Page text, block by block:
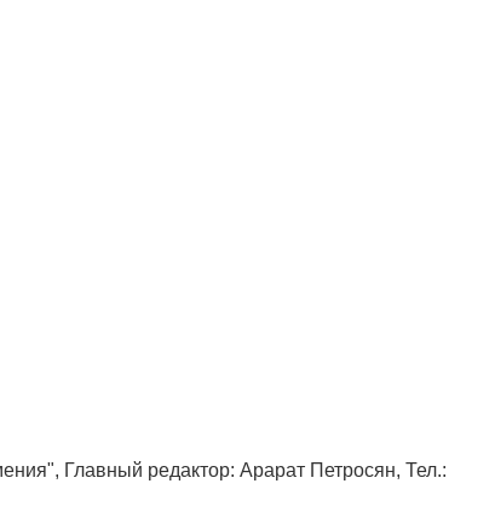
Главный редактор: Арарат Петросян, Тел.: